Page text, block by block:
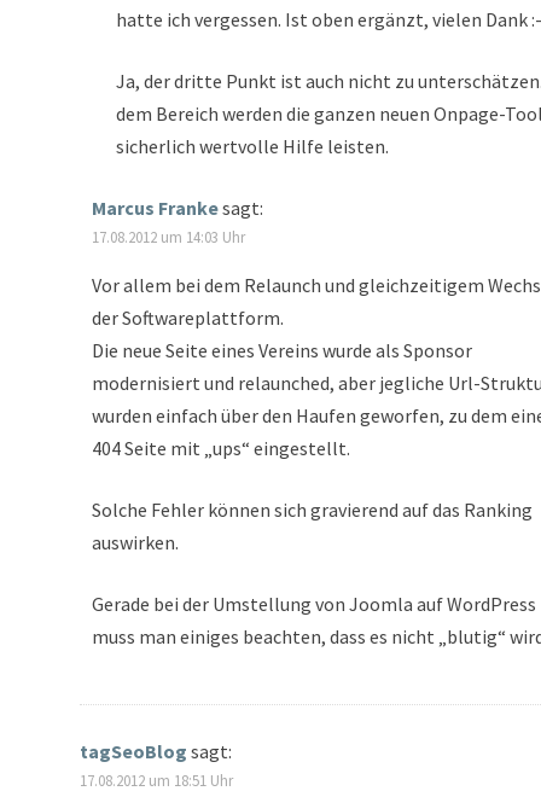
hatte ich vergessen. Ist oben ergänzt, vielen Dank
Ja, der dritte Punkt ist auch nicht zu
dem Bereich werden die ganzen neuen Onpage-
sicherlich wertvolle Hilfe leisten.
Marcus Frankesagt:
17.08.2012 um 14:03 Uhr
Vor allem bei dem Relaunch und gleichzeitigem
der Softwareplattform.
Die neue Seite eines Vereins wurde als Sponsor
modernisiert und relaunched, aber jegliche Url-
wurden einfach über den Haufen geworfen, zu dem
404 Seite mit „ups“ eingestellt.
Solche Fehler können sich gravierend auf das Ranking
auswirken.
Gerade bei der Umstellung von Joomla auf WordPress
muss man einiges beachten, dass es nicht „blutig“
tagSeoBlog sagt:
17.08.2012 um 18:51 Uhr